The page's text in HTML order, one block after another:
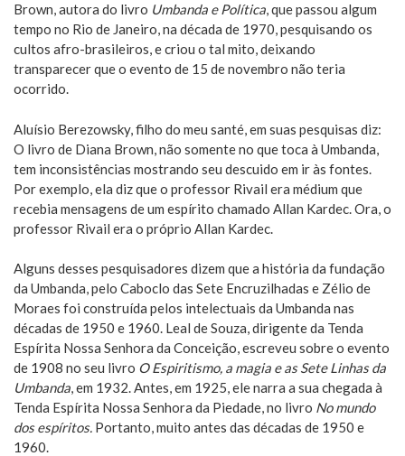
Brown, autora do livro Umbanda e Política, que passou algum
tempo no Rio de Janeiro, na década de 1970, pesquisando os
cultos afro-brasileiros, e criou o tal mito, deixando
transparecer que o evento de 15 de novembro não teria
ocorrido.
Aluísio Berezowsky, filho do meu santé, em suas pesquisas diz:
O livro de Diana Brown, não somente no que toca à Umbanda,
tem inconsistências mostrando seu descuido em ir às fontes.
Por exemplo, ela diz que o professor Rivail era médium que
recebia mensagens de um espírito chamado Allan Kardec. Ora, o
professor Rivail era o próprio Allan Kardec.
Alguns desses pesquisadores dizem que a história da fundação
da Umbanda, pelo Caboclo das Sete Encruzilhadas e Zélio de
Moraes foi construída pelos intelectuais da Umbanda nas
décadas de 1950 e 1960. Leal de Souza, dirigente da Tenda
Espírita Nossa Senhora da Conceição, escreveu sobre o evento
de 1908 no seu livro O Espiritismo, a magia e as Sete Linhas da
Umbanda, em 1932. Antes, em 1925, ele narra a sua chegada à
Tenda Espírita Nossa Senhora da Piedade, no livro No mundo
dos espíritos. Portanto, muito antes das décadas de 1950 e
1960.